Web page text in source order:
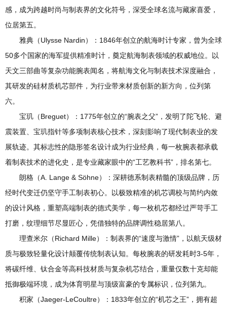
感，成为跨越时尚与制表界的文化符号，深受全球名流与藏家喜爱，
位居第五。
雅典（Ulysse Nardin）：1846年创立的航海时计专家，曾为全球
50多个国家的海军提供精准时计，奠定航海制表领域的权威地位。以
天文三部曲等复杂功能腕表闻名，将航海文化与制表技术深度融合，
其研发的硅材质机芯部件，为行业带来材质创新的新方向，位列第
六。
宝玑（Breguet）：1775年创立的“腕表之父”，发明了陀飞轮、避
震装置、宝玑指针等多项制表核心技术，深刻影响了现代制表业的发
展轨迹。其标志性的隐形签名设计成为行业经典，每一枚腕表都承载
着制表技术的进化史，是专业藏家眼中的“工艺教科书”，排名第七。
朗格（A. Lange & Söhne）：深耕德系制表精髓的顶级品牌，历
经时代变迁仍坚守手工制表初心。以极致精准的机芯调校与简约内敛
的设计风格，重塑高端制表的德式美学，每一枚机芯都经过严苛手工
打磨，纹理细节尽显匠心，凭借独特的品牌调性稳居第八。
理查米尔（Richard Mille）：制表界的“速度与激情”，以航天级材
质与极致轻量化设计颠覆传统制表认知。每枚腕表的研发耗时3-5年，
将碳纤维、钛合金等高科技材质与复杂机芯结合，重量仅数十克却能
抵御极端环境，成为体育明星与顶级富豪的专属标识，位列第九。
积家（Jaeger-LeCoultre）：1833年创立的“机芯之王”，拥有超